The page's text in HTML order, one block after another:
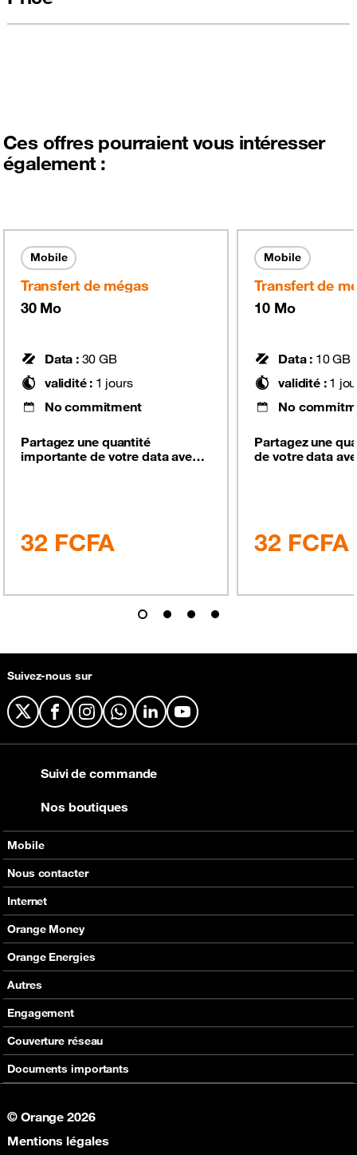
Ces offres pourraient vous intéresser
également :
Mobile
Transfert de mégas
30 Mo
Data : 30 GB
validité : 1 jours
No commitment
Partagez une quantité
importante de votre data avec
32 FCFA
Mobile
Transfert de
10 Mo
Data : 10GB
validité : 1
No
Partagez une
de votre data
32 FCFA
Suivez-nous sur
X FacebookInstagramWhatsApp
LinkedInYouTube
Mobile
Nos offres
Nos produits
Assistance
Nous contacter
Tous les contacts
En boutique
Internet
Nos offres
Nos produits
Assistance
Orange Money
Carte Visa Orange Money
Devenir partenaire Orange Money
Assistance
Orange Energies
Offres
Autres
SVA
Max it
Boutique
Engagement
RSE
Fondation Orange
Couverture réseau
Documents importants
Suivi de commande
Nos boutiques
© Orange 2026
Mentions légales